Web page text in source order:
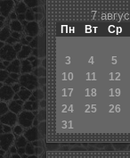
7
Пн Вт Ср
3
4 5
10
11 12
17
18 19
24
25 26
31